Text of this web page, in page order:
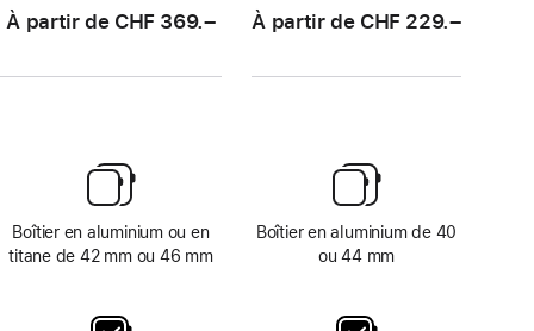
À partir de CHF 369.–
Boîtier en aluminium ou en
titane de 42 mm ou 46 mm
À partir de CHF 229.–
Boîtier en aluminium de 40
ou 44 mm